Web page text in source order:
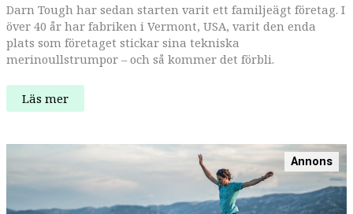
Darn Tough har sedan starten varit ett familjeägt företag. I
över 40 år har fabriken i Vermont, USA, varit den enda
plats som företaget stickar sina tekniska
merinoullstrumpor – och så kommer det förbli.
Darn
Tough
från
Läs mer
Annons